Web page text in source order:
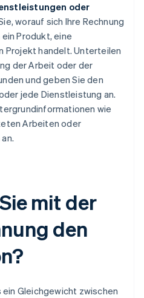
oder
worauf sich Ihre Rechnung
Produkt, eine
Projekt handelt. Unterteilen
der Arbeit oder der
und geben Sie den
jede Dienstleistung an.
wie
Arbeiten oder
mit der
den
Gleichgewicht zwischen